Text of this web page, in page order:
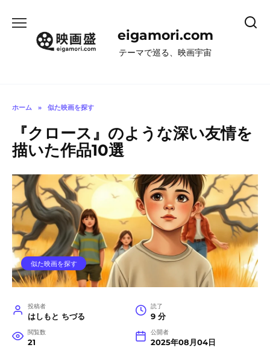
eigamori.com
テーマで巡る、映画宇宙
ホーム » 似た映画を探す
『クロース』のような深い友情を
描いた作品10選
似た映画を探す
投稿者
はしもと ちづる
読了
9 分
閲覧数
21
公開者
2025年08月04日